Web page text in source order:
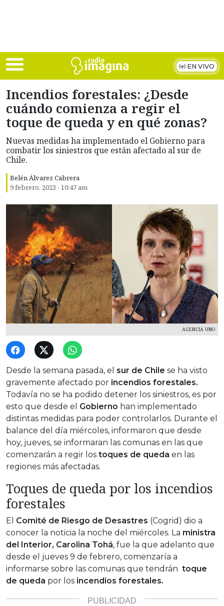
EN VIVO
Incendios forestales: ¿Desde
cuándo comienza a regir el
toque de queda y en qué zonas?
Nuevas medidas ha implementado el Gobierno para
combatir los siniestros que están afectado al sur de
Chile.
Belén Álvarez Cabrera
9 febrero, 2023 - 10:47 am
AGENCIA UNO
Desde la semana pasada, el sur de Chile se ha visto
gravemente afectado por incendios forestales.
Todavía no se ha podido detener los siniestros, es por
esto que desde el Gobierno han implementado
distintas medidas para poder controlarlos. Durante el
balance del día miércoles, informaron que desde
hoy, jueves, se informaran las comunas en las que
comenzarán a regir los toques de queda en las
regiones más afectadas.
Toques de queda por los incendios
forestales
El Comité de Riesgo de Desastres (Cogrid) dio a
conocer la noticia la noche del miércoles. La ministra
del Interior, Carolina Tohá, fue la que adelanto que
desde el jueves 9 de febrero, comenzaría a
informarse sobre las comunas que tendrán toque
de queda por los incendios forestales.